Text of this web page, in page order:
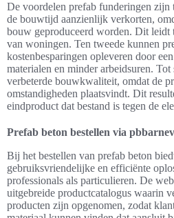
De voordelen prefab funderingen zijn
de bouwtijd aanzienlijk verkorten,
bouw geproduceerd worden. Dit leidt
van woningen. Ten tweede kunnen
kostenbesparingen opleveren door
materialen en minder arbeidsuren. Tot
verbeterde bouwkwaliteit, omdat de
omstandigheden plaatsvindt. Dit
eindproduct dat bestand is tegen de
Prefab beton bestellen via
Bij het bestellen van prefab beton
gebruiksvriendelijke en efficiënte
professionals als particulieren. De
uitgebreide productcatalogus waarin
producten zijn opgenomen, zodat